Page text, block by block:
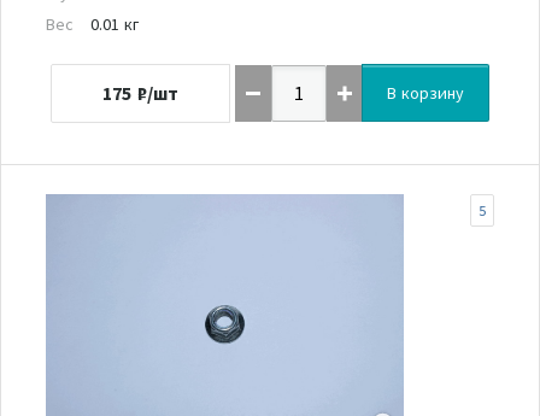
Вес
0.01 кг
175 ₽/шт В корзину
5